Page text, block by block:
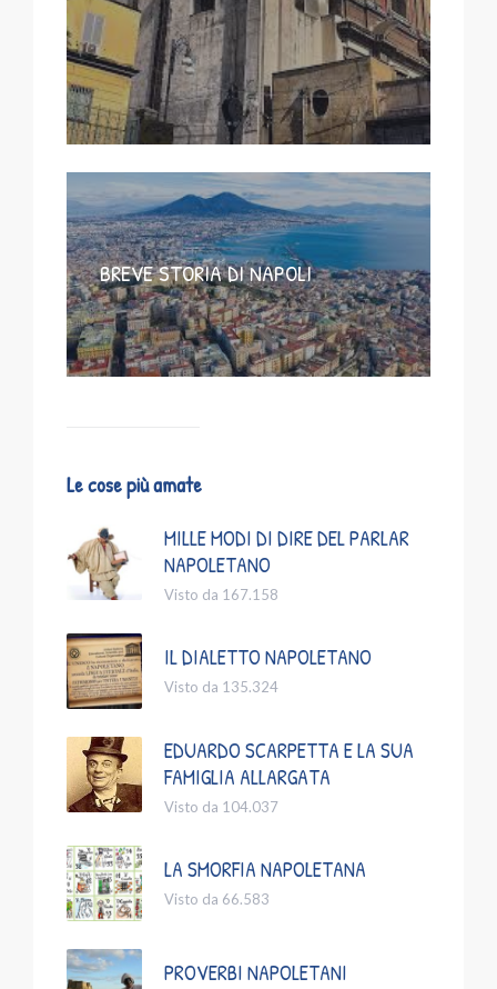
BREVE STORIA DI NAPOLI
Le cose più amate
MILLE MODI DI DIRE DEL PARLAR
NAPOLETANO
Visto da 167.158
IL DIALETTO NAPOLETANO
Visto da 135.324
EDUARDO SCARPETTA E LA SUA
FAMIGLIA ALLARGATA
Visto da 104.037
LA SMORFIA NAPOLETANA
Visto da 66.583
PROVERBI NAPOLETANI